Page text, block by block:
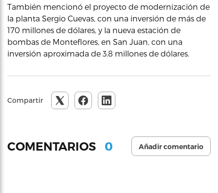
También mencionó el proyecto de modernización de
la planta Sergio Cuevas, con una inversión de más de
170 millones de dólares, y la nueva estación de
bombas de Monteflores, en San Juan, con una
inversión aproximada de 3.8 millones de dólares.
Compartir
COMENTARIOS 0 Añadir comentario